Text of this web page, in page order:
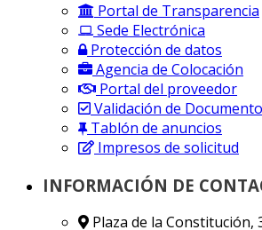
Portal de Transparencia
Sede Electrónica
Protección de datos
Agencia de Colocación
Portal del proveedor
Validación de
Tablón de anuncios
Impresos de solicitud
INFORMACIÓN DE
Plaza de la Constitución,